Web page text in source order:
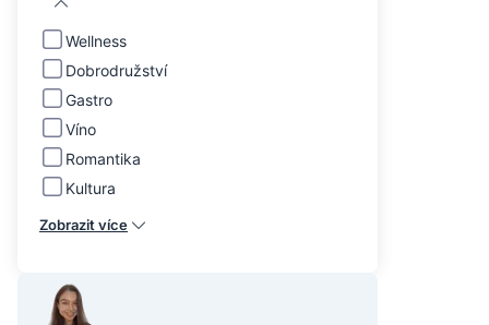
Wellness
Dobrodružství
Gastro
Víno
Romantika
Kultura
Zobrazit více